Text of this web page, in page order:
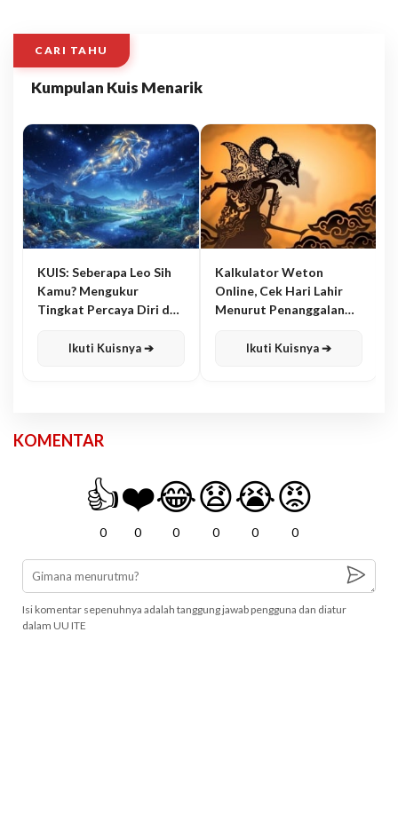
CARI TAHU
Kumpulan Kuis Menarik
KUIS: Seberapa Leo Sih
Kamu? Mengukur
Tingkat Percaya Diri dan
Ikuti Kuisnya ➔
Kalkulator Weton
Online, Cek Hari Lahir
Menurut Penanggalan
Ikuti Kuisnya ➔
KOMENTAR
👍
0
❤️
0
😂
0
😧
0
😭
0
😡
0
Isi komentar sepenuhnya adalah tanggung jawab pengguna dan diatur
dalam UU ITE